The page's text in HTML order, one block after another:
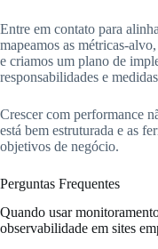
Entre em contato para
mapeamos as métricas-
e criamos um plano de
responsabilidades e
Crescer com performance
está bem estruturada e as
objetivos de negócio.
Perguntas Frequentes
Quando usar
observabilidade em sites